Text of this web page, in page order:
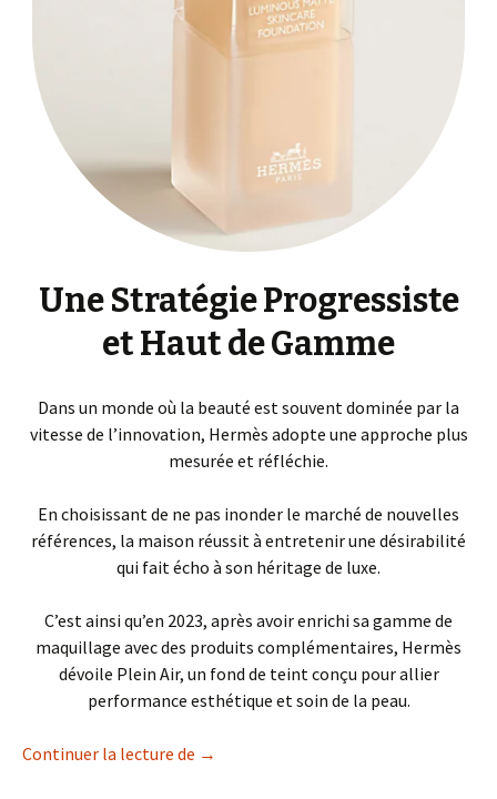
Une Stratégie Progressiste
et Haut de Gamme
Dans un monde où la beauté est souvent dominée par la
vitesse de l’innovation, Hermès adopte une approche plus
mesurée et réfléchie.
En choisissant de ne pas inonder le marché de nouvelles
références, la maison réussit à entretenir une désirabilité
qui fait écho à son héritage de luxe.
C’est ainsi qu’en 2023, après avoir enrichi sa gamme de
maquillage avec des produits complémentaires, Hermès
dévoile Plein Air, un fond de teint conçu pour allier
performance esthétique et soin de la peau.
Continuer la lecture de Hermès élargit sa gamme beauté
→